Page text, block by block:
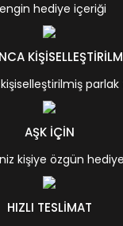
hediye içeriği
parlak
AŞK İÇİN
kişiye özgün
HIZLI TESLİMAT